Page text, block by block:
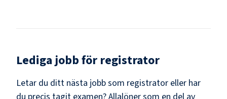
Lediga jobb för registrator
Letar du ditt nästa jobb som registrator eller har
du precis tagit examen? Allalöner som en del av